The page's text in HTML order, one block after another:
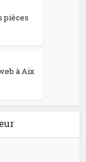
pièces
à Aix